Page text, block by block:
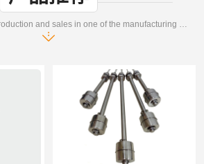
Development, design, production and sales in one of the manufacturing enterprises